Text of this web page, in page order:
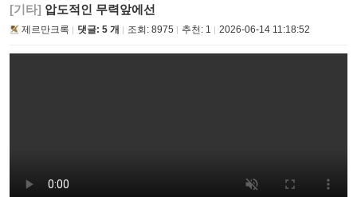
[기타] 압도적인 무력앞에선
제르만크록 댓글: 5 개 조회: 8975 추천: 1 2026-06-14 11:18:52